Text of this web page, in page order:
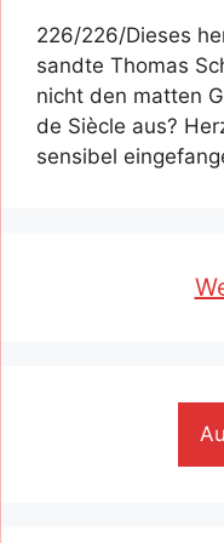
226/226/Dieses
sandte Thomas
nicht den matten
de Siècle aus?
sensibel